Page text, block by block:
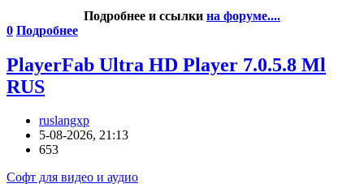
Подробнее и ссылки на форуме....
0 Подробнее
PlayerFab Ultra HD Player 7.0.5.8 Ml
RUS
ruslangxp
5-08-2026, 21:13
653
Софт для видео и аудио